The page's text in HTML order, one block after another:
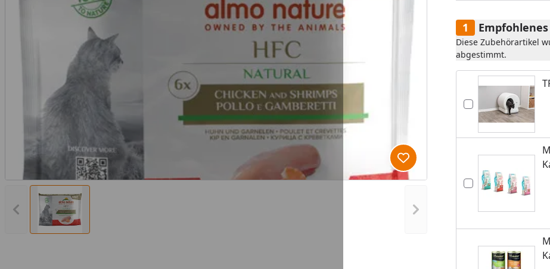
Vorheriges Bild anzeigen Nächstes Bild anzeigen
Produkt zur Wunschliste
Diese Zubehörartikel
abgestimmt.